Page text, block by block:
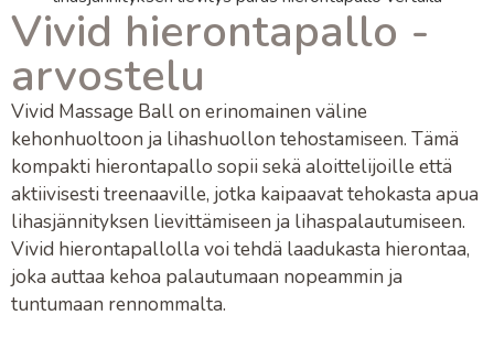
Vivid hierontapallo -
arvostelu
Vivid Massage Ballon erinomainen väline
kehonhuoltoon ja lihashuollon tehostamiseen. Tämä
kompakti hierontapallo sopii sekä aloittelijoille että
aktiivisesti treenaaville, jotka kaipaavat tehokasta apua
lihasjännityksen lievittämiseen ja lihaspalautumiseen.
Vivid hierontapallolla voi tehdä laadukasta hierontaa,
joka auttaa kehoa palautumaan nopeammin ja
tuntumaan rennommalta.